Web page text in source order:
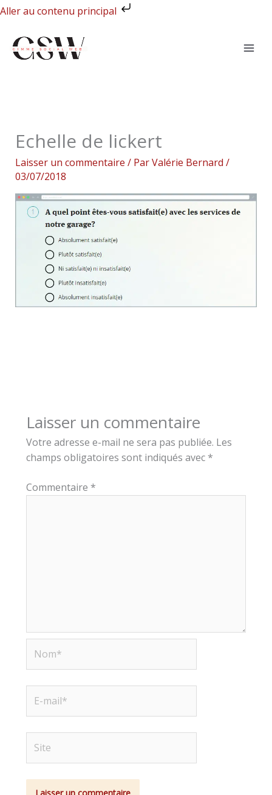
Aller au contenu principal
Aller
contenu
Echelle de lickert
Laisser un commentaire / ParValérie Bernard /
03/07/2018
Laisser un commentaire
Votre adresse e-mail ne sera pas publiée. Les
champs obligatoires sont indiqués avec *
Commentaire *
mail*